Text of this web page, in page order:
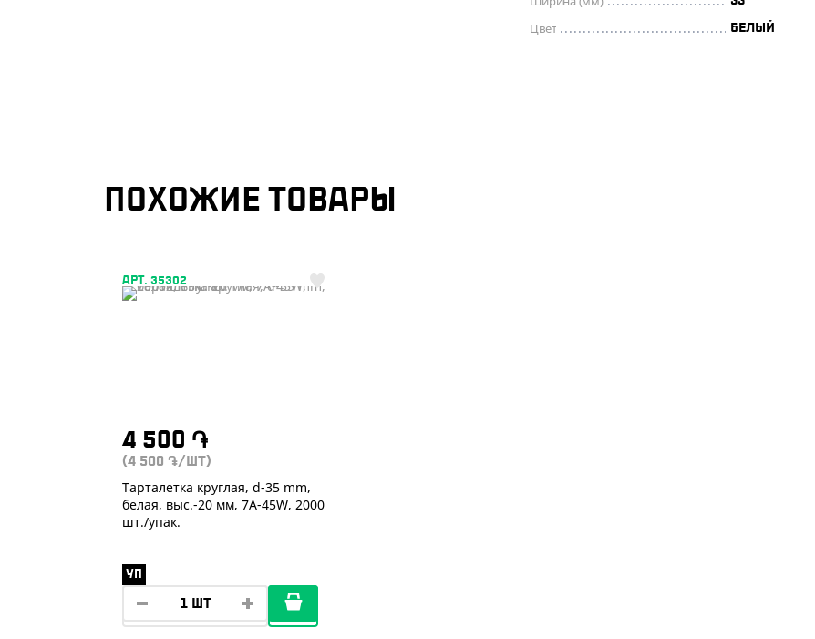
Цвет БЕЛЫЙ
ПОХОЖИЕ ТОВАРЫ
АРТ. 35302
4 500 ֏
(4 500 ֏/ШТ)
Тарталетка круглая, d-35 mm,
белая, выс.-20 мм, 7А-45W, 2000
шт./упак.
УП